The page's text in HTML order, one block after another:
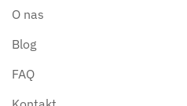
O nas
Blog
FAQ